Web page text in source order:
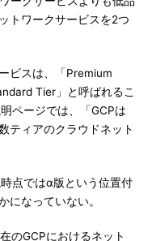
トワークサービスを2つ
ビスは、「Premium
Tier」と呼ばれるこ
ページでは、「GCPは
ティアのクラウドネット
点ではα版という位置付
になっていない。
のGCPにおけるネット